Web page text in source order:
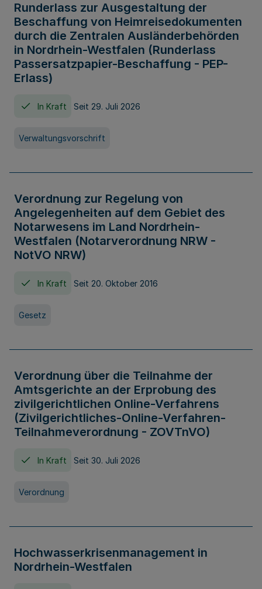
Runderlass zur Ausgestaltung der
Beschaffung von Heimreisedokumenten
durch die Zentralen Ausländerbehörden
in Nordrhein-Westfalen (Runderlass
Passersatzpapier-Beschaffung - PEP-
Erlass)
In Kraft Seit 29. Juli 2026
Verwaltungsvorschrift
Verordnung zur Regelung von
Angelegenheiten auf dem Gebiet des
Notarwesens im Land Nordrhein-
Westfalen (Notarverordnung NRW -
NotVO NRW)
In Kraft Seit 20. Oktober 2016
Gesetz
Verordnung über die Teilnahme der
Amtsgerichte an der Erprobung des
zivilgerichtlichen Online-Verfahrens
(Zivilgerichtliches-Online-Verfahren-
Teilnahmeverordnung - ZOVTnVO)
In Kraft Seit 30. Juli 2026
Verordnung
Hochwasserkrisenmanagement in
Nordrhein-Westfalen